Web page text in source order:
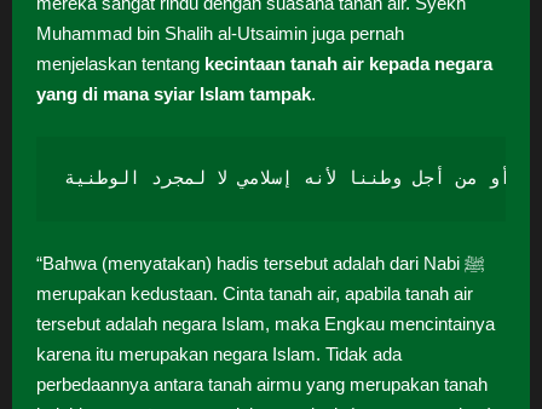
Muhammad bin Shalih al-Utsaimin juga pernah
menjelaskan tentang kecintaan tanah air kepada negara
yang di mana syiar Islam tampak.
من أجل وطننا لأنه إسلامي لا لمجرد الوطنية
“Bahwa (menyatakan) hadis tersebut adalah dari Nabi ﷺ
merupakan kedustaan. Cinta tanah air, apabila tanah air
tersebut adalah negara Islam, maka Engkau mencintainya
karena itu merupakan negara Islam. Tidak ada
perbedaannya antara tanah airmu yang merupakan tanah